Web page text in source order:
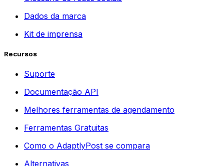
Dados da marca
Kit de imprensa
Recursos
Suporte
Documentação API
Melhores ferramentas de agendamento
Ferramentas Gratuitas
Como o AdaptlyPost se compara
Alternativas